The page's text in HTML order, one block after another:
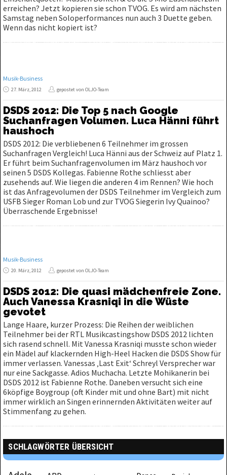
erreichen? Jetzt kopieren sie schon TVOG. Es wird am nächsten
Samstag neben Soloperformances nun auch 3 Duette geben.
Wenn das nicht kopiert ist?
Musik-Business
27. März, 2012 gepostet von OLJO-Team
DSDS 2012: Die Top 5 nach Google
Suchanfragen Volumen. Luca Hänni führt
haushoch
DSDS 2012: Die verbliebenen 6 Teilnehmer im grossen
Suchanfragen Vergleich! Luca Hänni aus der Schweiz auf Platz 1.
Er führt beim Suchanfragenvolumen im März haushoch vor
seinen 5 DSDS Kollegas. Fabienne Rothe schliesst aber
zusehends auf. Wie liegen die anderen 4 im Rennen? Wie hoch
ist das Anfragevolumen der DSDS Teilnehmer im Vergleich zum
USFB Sieger Roman Lob und zur TVOG Siegerin Ivy Quainoo?
Überraschende Ergebnisse!
Musik-Business
20. März, 2012 gepostet von OLJO-Team
DSDS 2012: Die quasi mädchenfreie Zone.
Auch Vanessa Krasniqi in die Wüste
gevotet
Lange Haare, kurzer Prozess: Die Reihen der weiblichen
Teilnehmer bei der RTL Musikcastingshow DSDS 2012 lichten
sich rasend schnell. Mit Vanessa Krasniqi musste schon wieder
ein Mädel auf klackernden High-Heel Hacken die DSDS Show für
immer verlassen. Vanessas ‚Last Exit‘ Schreyl Versprecher war
nur eine Sackgasse. Adios Muchacha. Letzte Mohikanerin bei
DSDS 2012 ist Fabienne Rothe. Daneben versucht sich eine
6köpfige Boygroup (oft Kinder mit und ohne Bart) mit nicht
immer wirklich an Singen erinnernden Aktivitäten weiter auf
Stimmenfang zu gehen.
SCHLAGWÖRTER ÜBERSICHT